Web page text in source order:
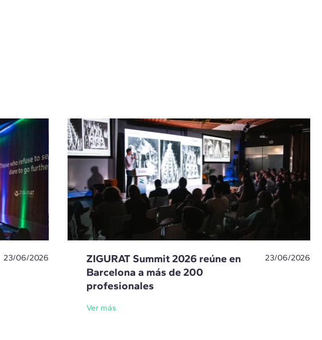
23/06/2026
ZIGURAT Summit 2026 reúne en
Barcelona a más de 200
profesionales
23/06/2026
Ver más